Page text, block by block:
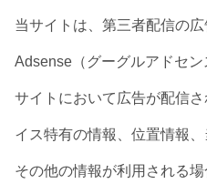
当サイトは、第三者配信の
Adsense（グーグルアドセ
サイトにおいて広告が配信
イス特有の情報、位置情報
その他の情報が利用される